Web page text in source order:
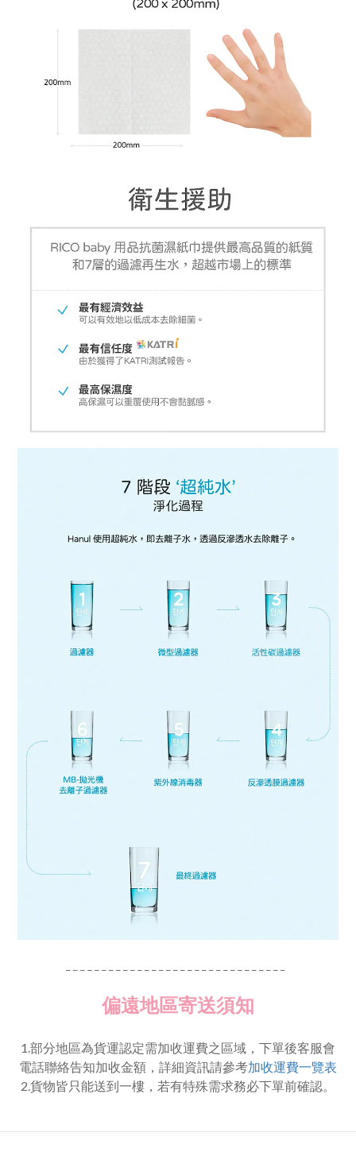
偏遠地區寄送須知
1.部分地區為貨運認定需加收運費之區域，下單後客服會
電話聯絡告知加收金額，詳細資訊請參考加收運費一覽表
2.貨物皆只能送到一樓，若有特殊需求務必下單前確認。